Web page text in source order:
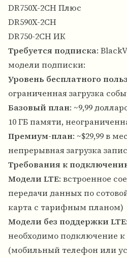
DR750X-2CH Плюс
DR590X-2CH
DR750-2CH ИК
Требуется подписка:
модели подписки:
Уровень бесплатного
ограниченная загрузка
Базовый план: ~9,99
10 ГБ памяти,
Премиум-план: ~$29,99 в
непрерывная загрузка
Требования к
Модели LTE: встроенное
передачи данных по
карта с тарифным планом)
Модели без поддержки LTE
необходимо подключение к
(мобильный телефон или